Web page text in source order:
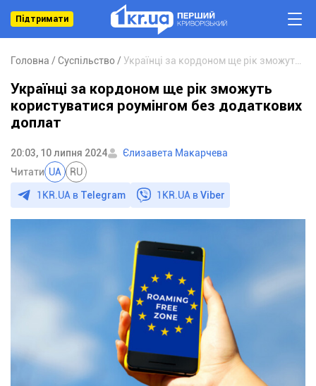
Підтримати
Головна Суспільство
Українці за кордоном ще рік зможуть
користуватися роумінгом без додаткових
доплат
20:03, 10 липня 2024
Єлизавета Макарчева
Читати UA RU
1KR.UA в Telegram 1KR.UA вViber